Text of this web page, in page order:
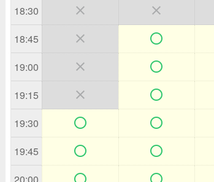
18:30  
18:45  
19:00  
19:15  
19:30  
19:45  
 